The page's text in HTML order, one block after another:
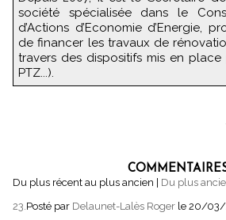
société spécialisée dans le
d’Actions d’Economie d’Energie,
de financer les travaux de
travers des dispositifs mis en place
PTZ...).
Du plus récent au plus ancien
Du plus
23.Posté par Delaunet-Lalès Roger le 20/03/